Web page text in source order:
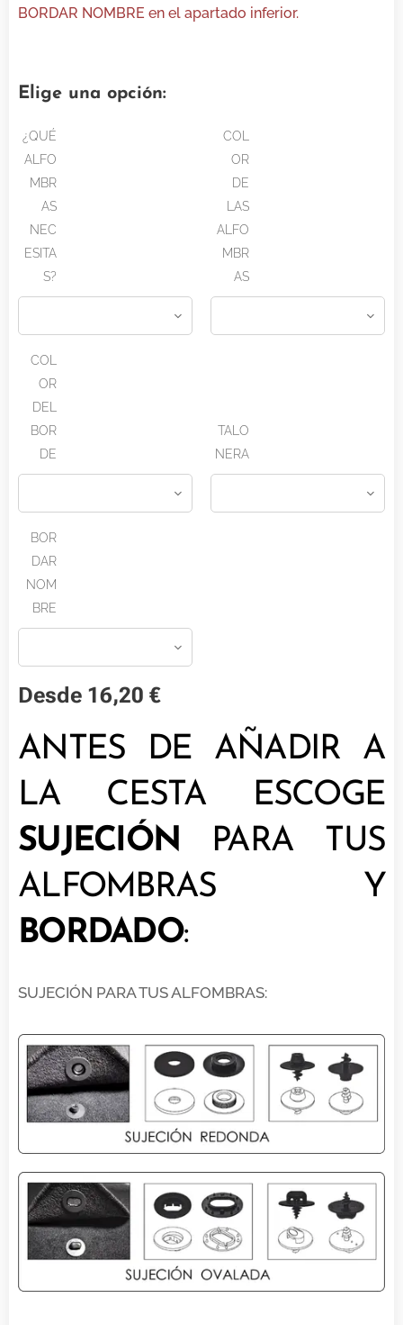
BORDAR NOMBRE en el apartado inferior.
Elige una opción:
¿QUÉ
ALFO
MBR
AS
NEC
ESITA
S?
COL
OR
DE
LAS
ALFO
MBR
AS
COL
OR
DEL
BOR
DE
TALO
NERA
BOR
DAR
NOM
BRE
Desde 16,20 €
ANTES DE AÑADIR A
LA CESTA ESCOGE
SUJECIÓN PARA TUS
ALFOMBRAS Y
BORDADO:
SUJECIÓN PARA TUS ALFOMBRAS: